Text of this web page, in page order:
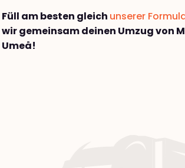
Füll am besten gleich unserer
wir gemeinsam deinen Umzug von
Umeå!